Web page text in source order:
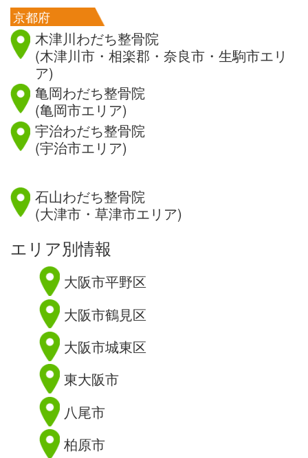
京都府
木津川わだち整骨院
(木津川市・相楽郡・奈良市・生駒市エリ
ア)
亀岡わだち整骨院
(亀岡市エリア)
宇治わだち整骨院
(宇治市エリア)
石山わだち整骨院
(大津市・草津市エリア)
エリア別情報
大阪市平野区
大阪市鶴見区
大阪市城東区
東大阪市
八尾市
柏原市